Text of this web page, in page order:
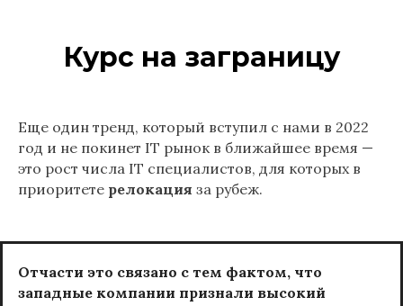
Курс на заграницу
Еще один тренд, который вступил с нами в 2022
год и не покинет IT рынок в ближайшее время —
это рост числа IT специалистов, для которых в
приоритете релокация за рубеж.
Отчасти это связано с тем фактом, что
западные компании признали высокий